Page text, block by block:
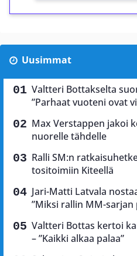
Uusimmat
Valtteri Bottakselta
”Parhaat vuoteni ovat
Max Verstappen jakoi
nuorelle tähdelle
Ralli SM:n
tositoimiin Kiteellä
Jari-Matti Latvala
”Miksi rallin MM-sarjan
Valtteri Bottas kertoi
– ”Kaikki alkaa palaa”